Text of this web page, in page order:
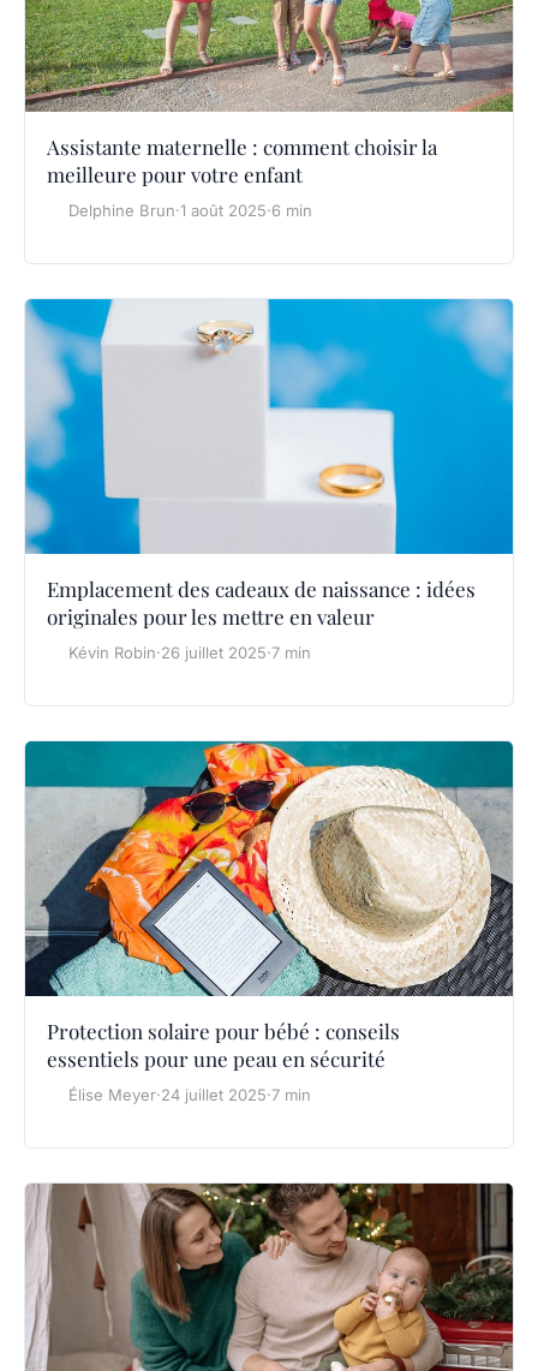
Assistante maternelle : comment choisir la
meilleure pour votre enfant
Delphine Brun·1 août 2025·6 min
Emplacement des cadeaux de naissance : idées
originales pour les mettre en valeur
Kévin Robin·26 juillet 2025·7 min
Protection solaire pour bébé : conseils
essentiels pour une peau en sécurité
Élise Meyer·24 juillet 2025·7 min